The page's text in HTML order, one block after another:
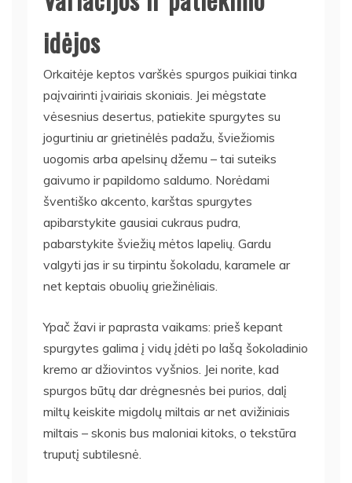
idėjos
Orkaitėje keptos varškės spurgos puikiai tinka
paįvairinti įvairiais skoniais. Jei mėgstate
vėsesnius desertus, patiekite spurgytes su
jogurtiniu ar grietinėlės padažu, šviežiomis
uogomis arba apelsinų džemu – tai suteiks
gaivumo ir papildomo saldumo. Norėdami
šventiško akcento, karštas spurgytes
apibarstykite gausiai cukraus pudra,
pabarstykite šviežių mėtos lapelių. Gardu
valgyti jas ir su tirpintu šokoladu, karamele ar
net keptais obuolių griežinėliais.
Ypač žavi ir paprasta vaikams: prieš kepant
spurgytes galima į vidų įdėti po lašą šokoladinio
kremo ar džiovintos vyšnios. Jei norite, kad
spurgos būtų dar drėgnesnės bei purios, dalį
miltų keiskite migdolų miltais ar net avižiniais
miltais – skonis bus maloniai kitoks, o tekstūra
truputį subtilesnė.